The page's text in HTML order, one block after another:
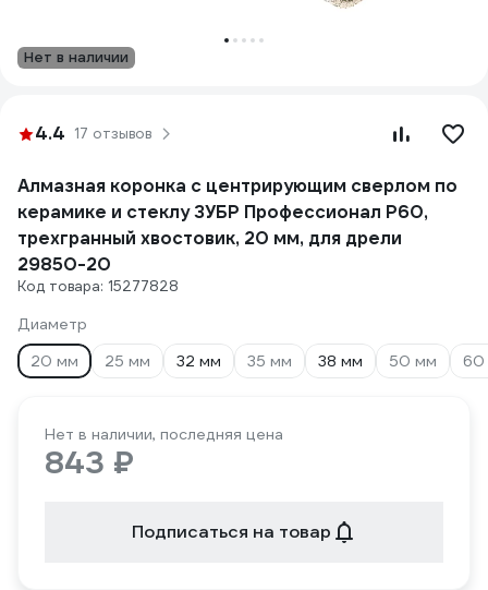
Нет в наличии
4.4 17 отзывов
Алмазная коронка с центрирующим сверлом по
керамике и стеклу ЗУБР Профессионал Р60,
трехгранный хвостовик, 20 мм, для дрели
29850-20
Код товара: 15277828
Диаметр
20 мм
25 мм 32 мм 35 мм 38 мм 50 мм 60
Нет в наличии, последняя цена
843 ₽
Подписаться на товар